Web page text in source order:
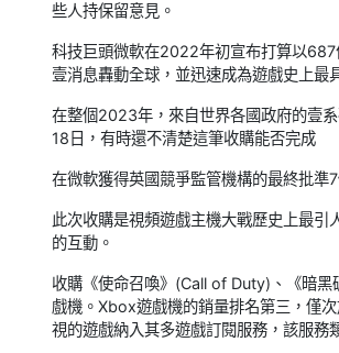
些人持保留意見。
科技巨頭微軟在2022年初宣布打算以
壹消息轟動全球，並迅速成為遊戲史上最
在整個2023年，來自世界各國政府的壹
18日，有時還不清楚這筆收購能否完成
在微軟獲得英國競爭監管機構的最終批準
此次收購是視頻遊戲主機大戰歷史上最
的互動。
收購《使命召喚》(Call of Duty)、《暗
戲機。Xbox遊戲機的銷量排名第三，僅
視的遊戲納入其多遊戲訂閱服務，該服務